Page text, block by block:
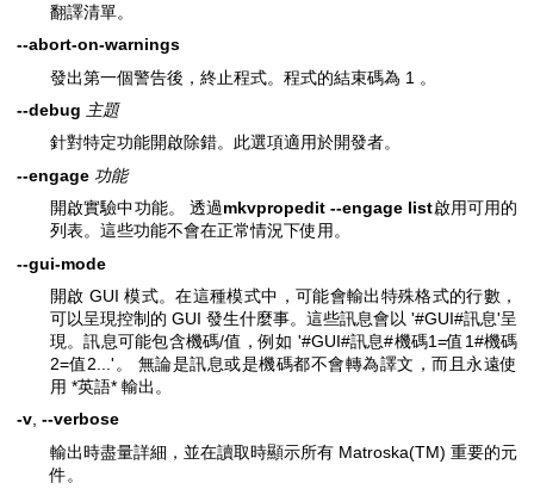
翻譯清單。
--abort-on-warnings
發出第一個警告後，終止程式。程式的結束碼為 1 。
--debug 主題
針對特定功能開啟除錯。此選項適用於開發者。
--engage 功能
開啟實驗中功能。 透過mkvpropedit --engage list啟用可用的
列表。這些功能不會在正常情況下使用。
--gui-mode
開啟 GUI 模式。在這種模式中，可能會輸出特殊格式的行數，
可以呈現控制的 GUI 發生什麼事。這些訊息會以 '#GUI#訊息'呈
現。訊息可能包含機碼/值，例如 '#GUI#訊息#機碼1=值1#機碼
2=值2...'。 無論是訊息或是機碼都不會轉為譯文，而且永遠使
用 *英語* 輸出。
-v, --verbose
輸出時盡量詳細，並在讀取時顯示所有 Matroska(TM) 重要的元
件。